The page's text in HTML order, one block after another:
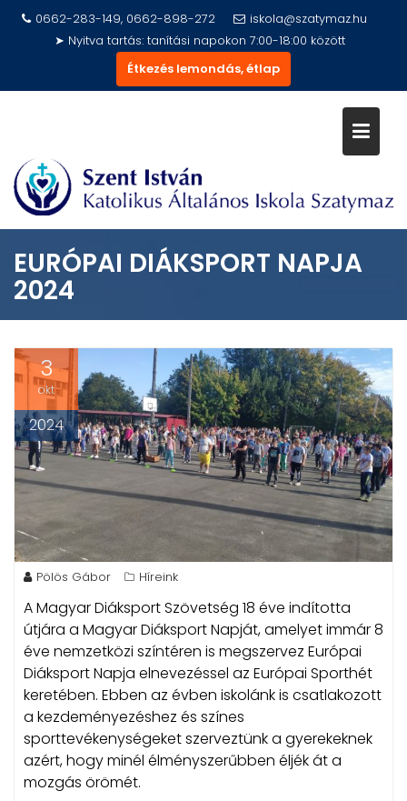
0662-283-149, 0662-898-272
iskola@szatymaz.hu
➤ Nyitva tartás: tanítási napokon 7:00-18:00 között
Étkezés lemondás, étlap
EURÓPAI DIÁKSPORT NAPJA
2024
3
okt
2024
Pölös Gábor Híreink
A Magyar Diáksport Szövetség 18 éve indította
útjára a Magyar Diáksport Napját, amelyet immár 8
éve nemzetközi színtéren is megszervez Európai
Diáksport Napja elnevezéssel az Európai Sporthét
keretében. Ebben az évben iskolánk is csatlakozott
a kezdeményezéshez és színes
sporttevékenységeket szerveztünk a gyerekeknek
azért, hogy minél élményszerűbben éljék át a
mozgás örömét.